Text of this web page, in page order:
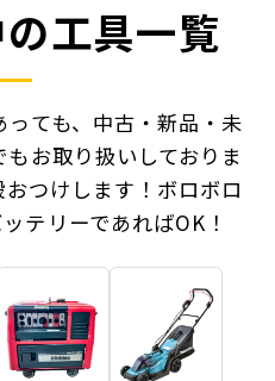
工具一覧
ても、中古・新品・未
お取り扱いしておりま
つけします！ボロボロ
テリーであればOK！